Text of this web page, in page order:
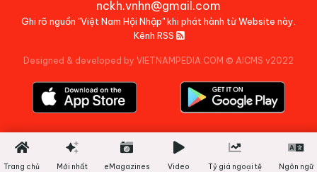
nckh.vnhn@gmail.com
Ghi rõ nguồn "Việt Nam Hội Nhập" khi phát hành từ Website này.
Kênh RSS
Designed & developed by VIETNAMPEDIA.COM © AICMS v2022
Trang chủ Mới nhất eMagazines Video Tỷ giá ngoại tệ Ngôn ngữ